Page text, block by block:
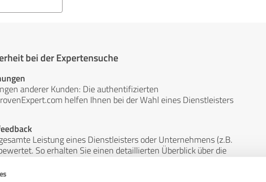
bei der Expertensuche
anderer Kunden: Die authentifizierten
helfen Ihnen bei der Wahl eines Dienstleisters
Leistung eines Dienstleisters oder Unternehmens (z.B.
So erhalten Sie einen detaillierten Überblick über die